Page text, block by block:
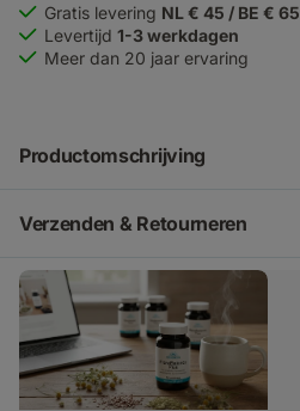
Gratis levering NL € 45 / BE € 65
Levertijd 1-3 werkdagen
Meer dan 20 jaar ervaring
Productomschrijving
Verzenden & Retourneren